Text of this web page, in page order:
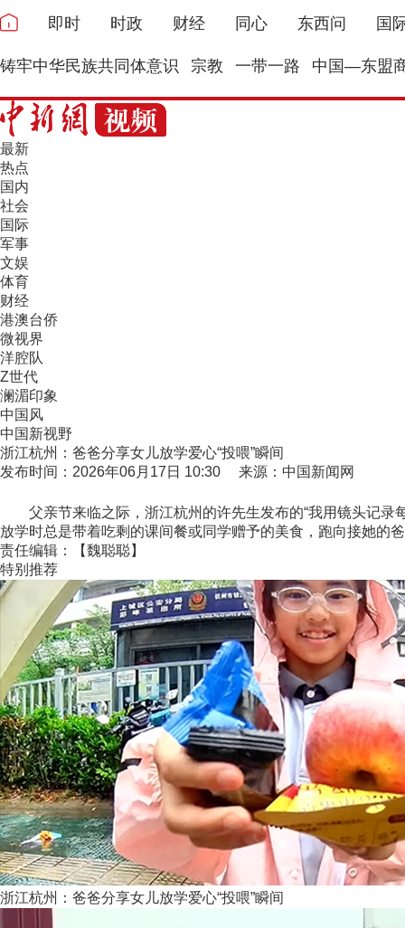
即时 时政 财经 同心 东西问 国
铸牢中华民族共同体意识 宗教 一带一路 中国—东盟
最新
热点
国内
社会
国际
军事
文娱
体育
财经
港澳台侨
微视界
洋腔队
Z世代
澜湄印象
中国风
中国新视野
浙江杭州：爸爸分享女儿放学爱心“投喂”瞬间
发布时间：2026年06月17日 10:30 来源：中国新闻网
父亲节来临之际，浙江杭州的许先生发布的“我用镜头记录
放学时总是带着吃剩的课间餐或同学赠予的美食，跑向接她的
责任编辑：【魏聪聪】
特别推荐
浙江杭州：爸爸分享女儿放学爱心“投喂”瞬间